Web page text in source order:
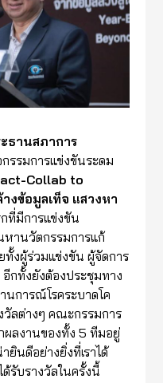
ธานสภาการ
รรมการแข่งขันระดม
Collab to
งข้อมูลเท็จ แสวงหา
กที่มีการแข่งขัน
หานวัตกรรมการแก้
งผู้ร่วมแข่งขัน ผู้จัดการ
กทั้งยังต้องประชุมทาง
นการณ์โรคระบาดโค
วัลต่างๆ คณะกรรมการ
ผลงานของทั้ง 5 ทีมอยู่
ยินดีอย่างยิ่งที่เราได้
รับรางวัลในครั้งนี้